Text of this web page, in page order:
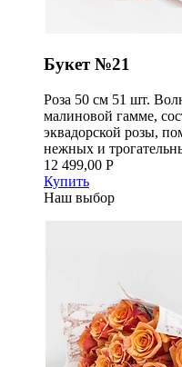
Букет №21
Роза 50 см 51 шт.
малиновой гамме,
эквадорской розы,
нежных и
12 499,00 Р
Купить
Наш выбор